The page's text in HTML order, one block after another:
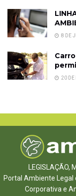
8 DE
20 DE
LEGISLAÇÃO,
Portal Ambiente Legal
Corporativa e